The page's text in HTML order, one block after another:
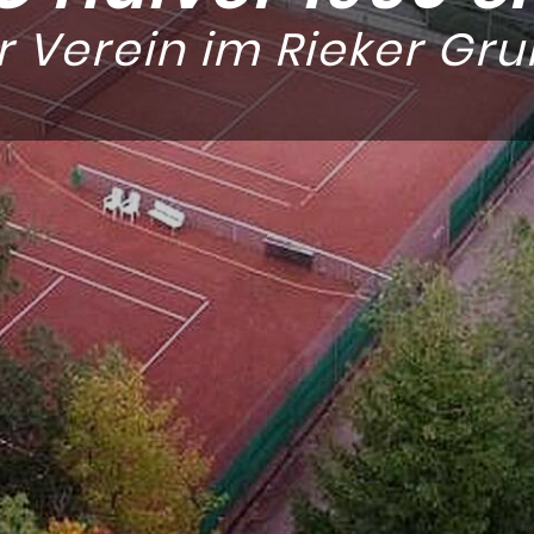
Verein im Rieker